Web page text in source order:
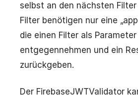
selbst an den nächsten
Filter benötigen nur eine
die einen Filter als Parameter
entgegennehmen und ein
zurückgeben.
Der FirebaseJWTValidator